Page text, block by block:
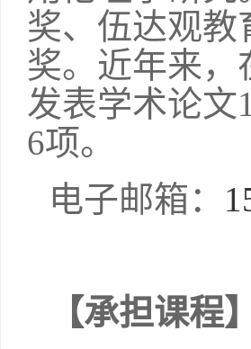
奖、伍达观教
奖。近年来，
发表学术论文
6项。
电子邮箱：
【承担课程】